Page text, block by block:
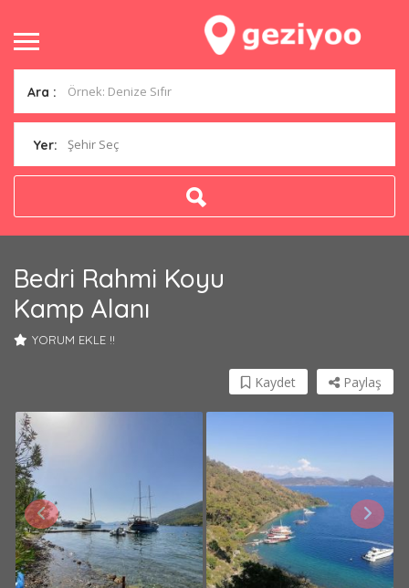
Ara :
Yer: Şehir Seç
Bedri Rahmi Koyu
Kamp Alanı
YORUM EKLE !!
Paylaş
Kaydet